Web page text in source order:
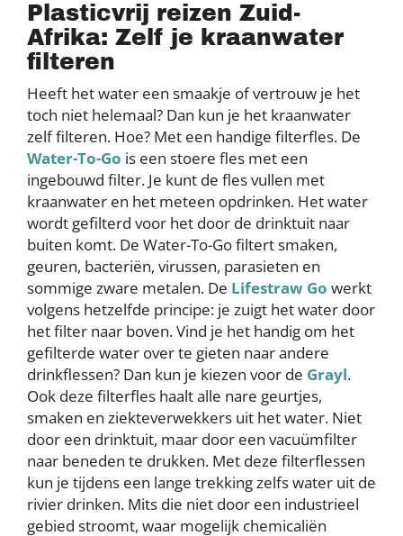
Plasticvrij reizen Zuid-
Afrika: Zelf je kraanwater
filteren
Heeft het water een smaakje of vertrouw je het
toch niet helemaal? Dan kun je het kraanwater
zelf filteren. Hoe? Met een handige filterfles. De
Water-To-Go is een stoere fles met een
ingebouwd filter. Je kunt de fles vullen met
kraanwater en het meteen opdrinken. Het water
wordt gefilterd voor het door de drinktuit naar
buiten komt. De Water-To-Go filtert smaken,
geuren, bacteriën, virussen, parasieten en
sommige zware metalen. De Lifestraw Go werkt
volgens hetzelfde principe: je zuigt het water door
het filter naar boven. Vind je het handig om het
gefilterde water over te gieten naar andere
drinkflessen? Dan kun je kiezen voor de Grayl.
Ook deze filterfles haalt alle nare geurtjes,
smaken en ziekteverwekkers uit het water. Niet
door een drinktuit, maar door een vacuümfilter
naar beneden te drukken. Met deze filterflessen
kun je tijdens een lange trekking zelfs water uit de
rivier drinken. Mits die niet door een industrieel
gebied stroomt, waar mogelijk chemicaliën